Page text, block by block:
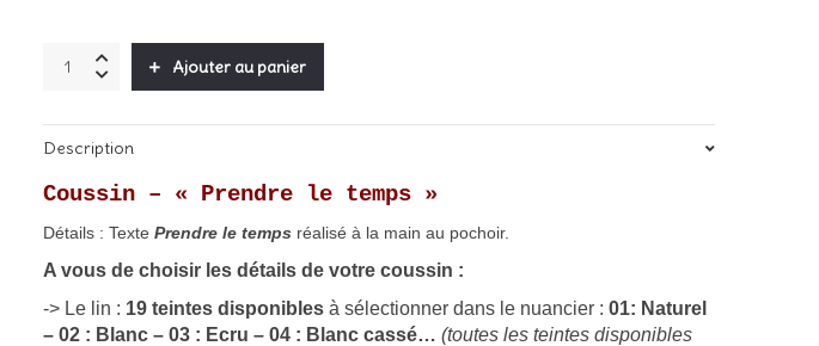
Coussin
"Prendre
temps"
quantity
Ajouter au panier
Description
Coussin – « Prendre le temps »
Détails : Texte Prendre le temps réalisé à la main au pochoir.
A vous de choisir les détails de votre coussin :
-> Le lin : 19 teintes disponibles à sélectionner dans le nuancier :01: Naturel
– 02 : Blanc – 03 : Ecru – 04 : Blanc cassé…(toutes les teintes disponibles